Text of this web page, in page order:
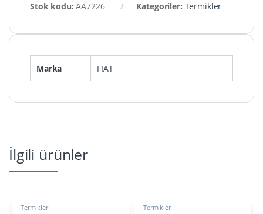
Stok kodu:AA7226 Kategoriler: Termikler
Marka FIAT
İlgili ürünler
Termikler Termikler